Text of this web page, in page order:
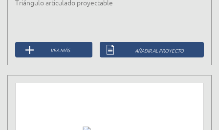
Triángulo articulado proyectable
VEA MÁS AÑADIR AL PROYECTO